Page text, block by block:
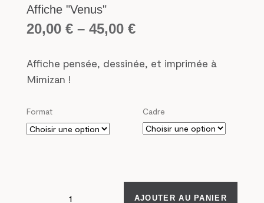
Affiche "Venus"
20,00 € – 45,00 €
Affiche pensée, dessinée, et imprimée à
Mimizan !
Format Cadre
AJOUTER AU PANIER